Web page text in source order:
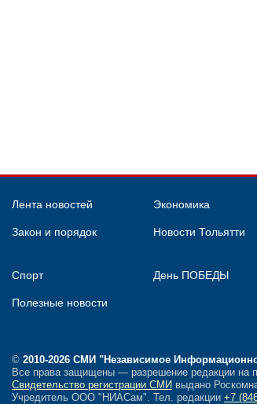
Лента новостей Экономика
Закон и порядок Новости Тольятти
Спорт День ПОБЕДЫ
Полезные новости
© 2010-2026 СМИ "Независимое
Все права защищены — разрешение редакции на
Свидетельство регистрации СМИ выдано
Учредитель ООО "НИАСам". Тел. редакции +7